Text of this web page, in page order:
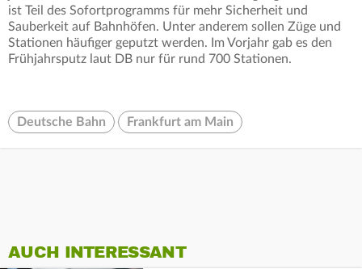
ist Teil des Sofortprogramms für mehr Sicherheit und
Sauberkeit auf Bahnhöfen. Unter anderem sollen Züge und
Stationen häufiger geputzt werden. Im Vorjahr gab es den
Frühjahrsputz laut DB nur für rund 700 Stationen.
Deutsche Bahn Frankfurt am Main
AUCH INTERESSANT